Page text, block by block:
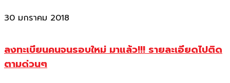
30 มกราคม 2018
ลงทะเบียนคนจนรอบใหม่ มาแล้ว!!! รายละเอียดไปติด
ตามด่วนๆ